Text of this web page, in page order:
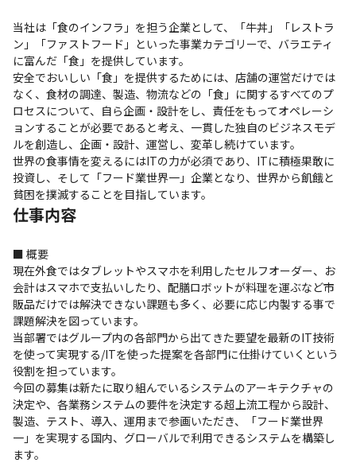
当社は「食のインフラ」を担う企業として、「牛丼」「レストラ
ン」「ファストフード」といった事業カテゴリーで、バラエティ
に富んだ「食」を提供しています。
安全でおいしい「食」を提供するためには、店舗の運営だけでは
なく、食材の調達、製造、物流などの「食」に関するすべてのプ
ロセスについて、自ら企画・設計をし、責任をもってオペレーシ
ョンすることが必要であると考え、一貫した独自のビジネスモデ
ルを創造し、企画・設計、運営し、変革し続けています。
世界の食事情を変えるにはITの力が必須であり、ITに積極果敢に
投資し、そして「フード業世界一」企業となり、世界から飢餓と
貧困を撲滅することを目指しています。
仕事内容
■ 概要
現在外食ではタブレットやスマホを利用したセルフオーダー、お
会計はスマホで支払いしたり、配膳ロボットが料理を運ぶなど市
販品だけでは解決できない課題も多く、必要に応じ内製する事で
課題解決を図っています。
当部署ではグループ内の各部門から出てきた要望を最新のIT技術
を使って実現する/ITを使った提案を各部門に仕掛けていくという
役割を担っています。
今回の募集は新たに取り組んでいるシステムのアーキテクチャの
決定や、各業務システムの要件を決定する超上流工程から設計、
製造、テスト、導入、運用まで参画いただき、「フード業世界
一」を実現する国内、グローバルで利用できるシステムを構築し
ます。